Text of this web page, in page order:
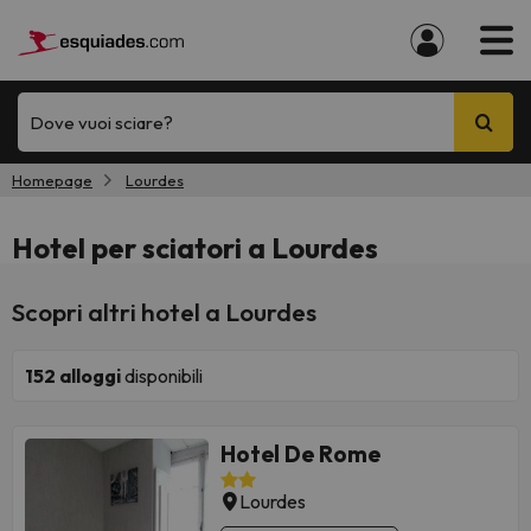
Dove vuoi sciare?
Homepage Lourdes
Hotel per sciatori a Lourdes
Scopri altri hotel a Lourdes
152 alloggidisponibili
Hotel De Rome
Lourdes